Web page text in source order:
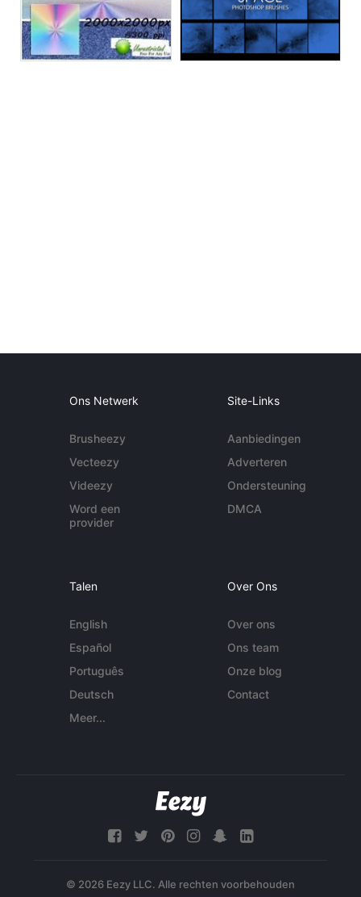
Ons Netwerk
Brusheezy
Vecteezy
Videezy
Word een
provider
Site-Links
Aanbiedingen
Adverteren
Ondersteuning
DMCA
Talen
English
Español
Português
Deutsch
Meer...
Over Ons
Over ons
Ons team
Onze blog
Contact
© 2026 Eezy LLC. Alle rechten voorbehouden